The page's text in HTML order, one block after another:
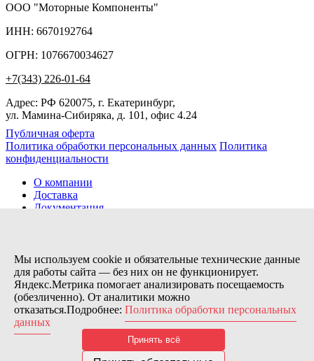
ООО "Моторные Компоненты"
ИНН: 6670192764
ОГРН: 1076670034627
+7(343) 226-01-64
Адрес: РФ 620075, г. Екатеринбург,
ул. Мамина-Сибиряка, д. 101, офис 4.24
Публичная оферта
Политика обработки персональных данных Политика
конфиденциальности
О компании
Доставка
Документация
Контакты
Заказов сегодня / Всего
10
11154
Нас можно найти тут:
© 2026 Motor Components. Все права защищены
Дизайн и разработка сайта
Nice’
Мы используем cookie и обязательные технические данные
для работы сайта — без них он не функционирует.
Яндекс.Метрика помогает анализировать посещаемость
(обезличенно). От аналитики можно
отказаться.Подробнее: Политика обработки персональных
данных
Принять всё